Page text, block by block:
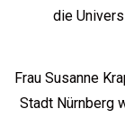
die
Frau Susanne
Stadt Nürnberg